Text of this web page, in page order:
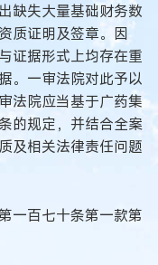
缺失大量基础财务数
质证明及签章。因
证据形式上均存在重
。一审法院对此予以
法院应当基于广药集
的规定，并结合全案
及相关法律责任问题
一百七十条第一款第